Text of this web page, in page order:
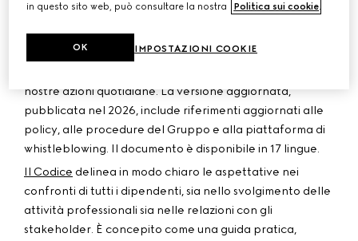
integrità.
Dal 2005, sulla scia della Carta Etica adottata nel 1996,
il Codice Etico di Kering definisce i principi fondamentali
nostre azioni quotidiane. La versione aggiornata,
pubblicata nel 2026, include riferimenti aggiornati alle
policy, alle procedure del Gruppo e alla piattaforma di
whistleblowing. Il documento è disponibile in 17 lingue.
Il Codice delinea in modo chiaro le aspettative nei
confronti di tutti i dipendenti, sia nello svolgimento delle
attività professionali sia nelle relazioni con gli
stakeholder. È concepito come una guida pratica,
in questo sito web, può consultare la nostra
Politica sui cookie.
IMPOSTAZIONI COOKIE
OK